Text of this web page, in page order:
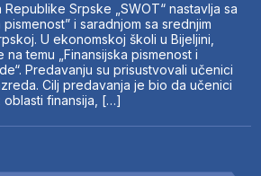
Srpske „SWOT“ nastavlja sa
i saradnjom sa srednjim
U ekonomskoj školi u Bijeljini,
temu „Finansijska pismenost i
Predavanju su prisustvovali učenici
Cilj predavanja je bio da učenici
finansija, […]